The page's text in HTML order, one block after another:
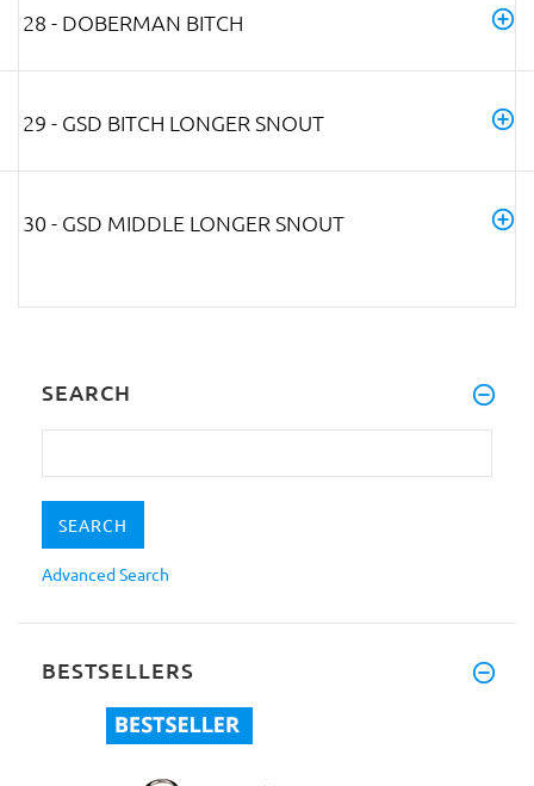
28 - DOBERMAN BITCH
29 - GSD BITCH LONGER SNOUT
30 - GSD MIDDLE LONGER SNOUT
SEARCH
Advanced Search
BESTSELLERS